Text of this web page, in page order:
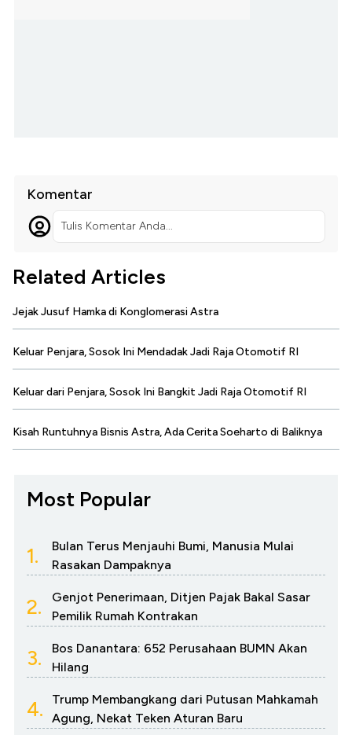
Komentar
Tulis Komentar Anda...
Related Articles
Jejak Jusuf Hamka di Konglomerasi Astra
Keluar Penjara, Sosok Ini Mendadak Jadi Raja Otomotif RI
Keluar dari Penjara, Sosok Ini Bangkit Jadi Raja Otomotif RI
Kisah Runtuhnya Bisnis Astra, Ada Cerita Soeharto di Baliknya
Most Popular
1.
Bulan Terus Menjauhi Bumi, Manusia Mulai
Rasakan Dampaknya
2.
Genjot Penerimaan, Ditjen Pajak Bakal Sasar
Pemilik Rumah Kontrakan
3.
Bos Danantara: 652 Perusahaan BUMN Akan
Hilang
4.
Trump Membangkang dari Putusan Mahkamah
Agung, Nekat Teken Aturan Baru